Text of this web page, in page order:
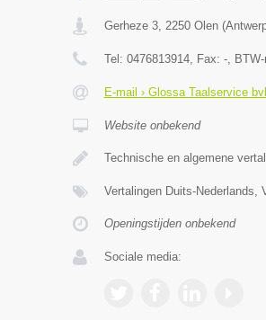
Gerheze 3, 2250 Olen(
Tel: 0476813914, Fax: -, BTW-
E-mail › Glossa Taalservice
Website onbekend
Technische en algemene
Vertalingen Duits-Nederlands,
Openingstijden onbekend
Sociale media: